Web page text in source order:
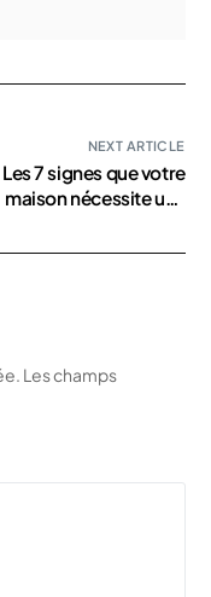
NEXT ARTICLE
Les 7 signes que votre
maison nécessite une
d’urgence
Les champs